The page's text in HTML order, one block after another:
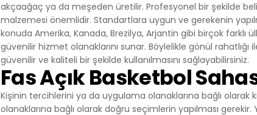
akçaağaç ya da meşeden üretilir. Profesyonel bir şekilde
malzemesi önemlidir. Standartlara uygun ve gerekenin
konuda Amerika, Kanada, Brezilya, Arjantin gibi birçok farklı
güvenilir hizmet olanaklarını sunar. Böylelikle gönül
güvenilir ve kaliteli bir şekilde kullanılmasını sağlayabilirsiniz.
Fas Açık Basketbol
Kişinin tercihlerini ya da uygulama olanaklarına bağlı olarak
olanaklarına bağlı olarak doğru seçimlerin yapılması